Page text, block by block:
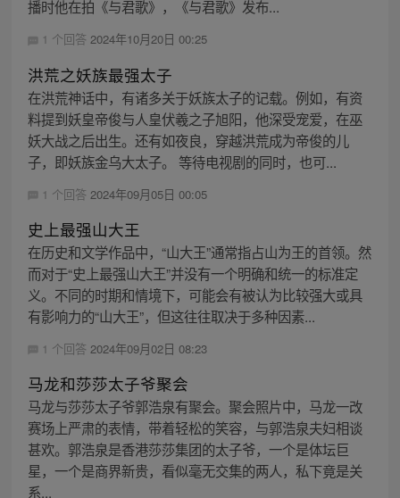
播时他在拍《与君歌》，《与君歌》发布...
1 个回答 2024年10月20日 00:25
洪荒之妖族最强太子
在洪荒神话中，有诸多关于妖族太子的记载。例如，有资
料提到妖皇帝俊与人皇伏羲之子旭阳，他深受宠爱，在巫
妖大战之后出生。还有如夜良，穿越洪荒成为帝俊的儿
子，即妖族金乌大太子。 等待电视剧的同时，也可...
1 个回答 2024年09月05日 00:05
史上最强山大王
在历史和文学作品中，“山大王”通常指占山为王的首领。然
而对于“史上最强山大王”并没有一个明确和统一的标准定
义。不同的时期和情境下，可能会有被认为比较强大或具
有影响力的“山大王”，但这往往取决于多种因素...
1 个回答 2024年09月02日 08:23
马龙和莎莎太子爷聚会
马龙与莎莎太子爷郭浩泉有聚会。聚会照片中，马龙一改
赛场上严肃的表情，带着轻松的笑容，与郭浩泉夫妇相谈
甚欢。郭浩泉是香港莎莎集团的太子爷，一个是体坛巨
星，一个是商界新贵，看似毫无交集的两人，私下竟是关
系...